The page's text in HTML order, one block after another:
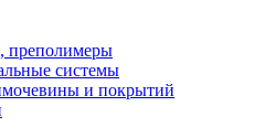
преполимеры
системы
и покрытий